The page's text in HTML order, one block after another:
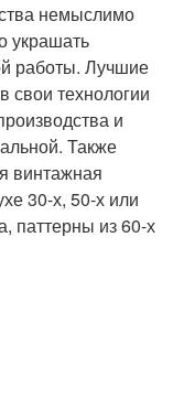
немыслимо
украшать
работы. Лучшие
свои технологии
и
Также
винтажная
30-х, 50-х или
паттерны из 60-х